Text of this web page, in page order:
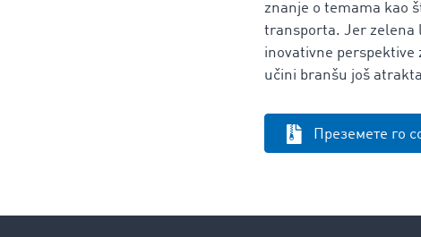
znanje o temama kao
transporta. Jer zelena
inovativne perspektive
učini branšu još
Преземете го